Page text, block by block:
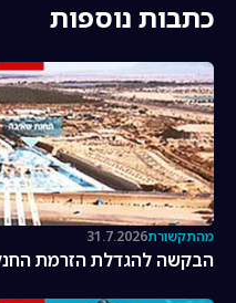
כתבות נוספות
מהתקשורת31.7.2026
הבקשה להגדלת הזרמת